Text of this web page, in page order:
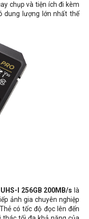
chụp và tiện ích đi kèm
dung lượng lớn nhất thế
I 256GB 200MB/s là
ảnh gia chuyên nghiệp
có tốc độ đọc lên đến